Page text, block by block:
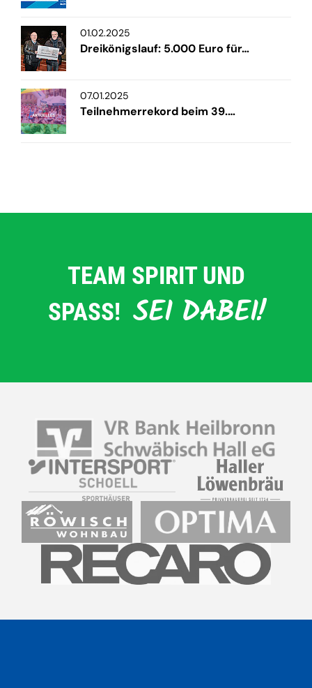
01.02.2025
Dreikönigslauf: 5.000 Euro für…
07.01.2025
Teilnehmerrekord beim 39.…
TEAM SPIRIT UND
SPASS! SEI DABEI!